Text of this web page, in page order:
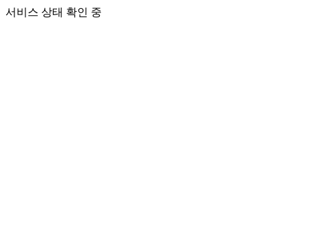
서비스 상태 확인 중